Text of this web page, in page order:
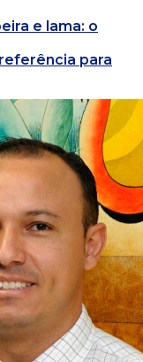
e lama: o
para